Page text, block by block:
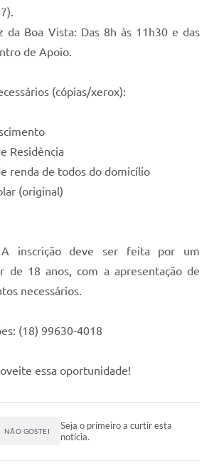
da Boa Vista: Das 8h às 11h30 e das
de Apoio.
(cópias/xerox):
Residência
renda de todos do domicílio
(original)
inscrição deve ser feita por um
de 18 anos, com a apresentação de
necessários.
(18) 99630-4018
essa oportunidade!
NÃO GOSTEI
Seja o primeiro a curtir esta
notícia.